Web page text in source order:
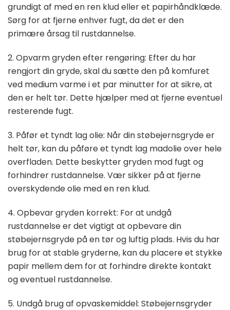
grundigt af med en ren klud eller et papirhåndklæde.
Sørg for at fjerne enhver fugt, da det er den
primære årsag til rustdannelse.
2. Opvarm gryden efter rengøring: Efter du har
rengjort din gryde, skal du sætte den på komfuret
ved medium varme i et par minutter for at sikre, at
den er helt tør. Dette hjælper med at fjerne eventuel
resterende fugt.
3. Påfør et tyndt lag olie: Når din støbejernsgryde er
helt tør, kan du påføre et tyndt lag madolie over hele
overfladen. Dette beskytter gryden mod fugt og
forhindrer rustdannelse. Vær sikker på at fjerne
overskydende olie med en ren klud.
4. Opbevar gryden korrekt: For at undgå
rustdannelse er det vigtigt at opbevare din
støbejernsgryde på en tør og luftig plads. Hvis du har
brug for at stable gryderne, kan du placere et stykke
papir mellem dem for at forhindre direkte kontakt
og eventuel rustdannelse.
5. Undgå brug af opvaskemiddel: Støbejernsgryder